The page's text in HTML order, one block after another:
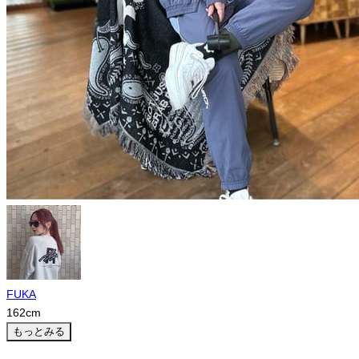
FUKA
162cm
もっとみる